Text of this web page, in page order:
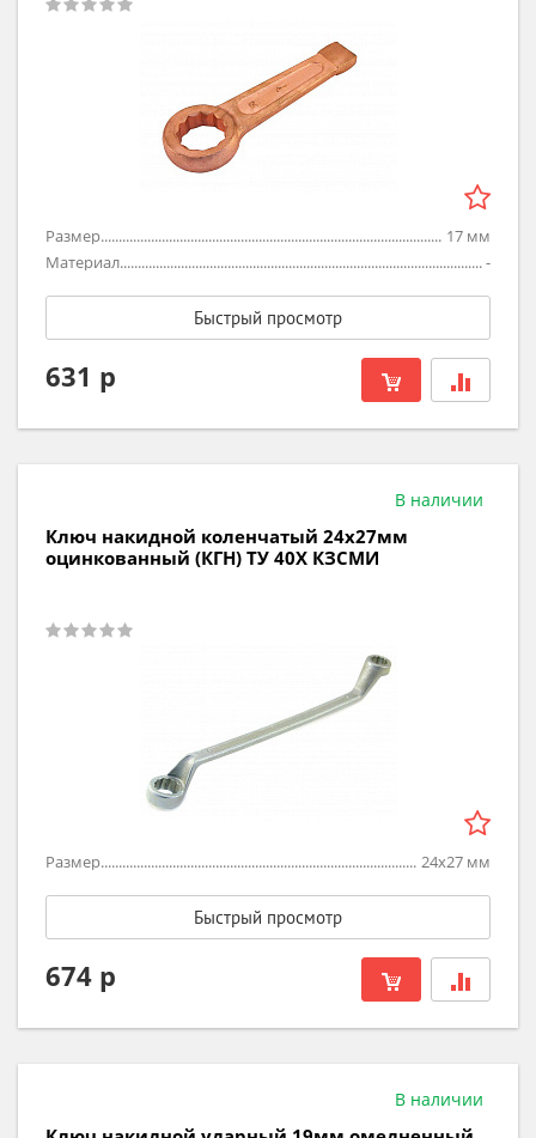
Размер 17 мм
Материал
-
Быстрый просмотр
631 р
В наличии
Ключ накидной коленчатый 24х27мм
оцинкованный (КГН) ТУ 40Х КЗСМИ
Размер 24х27 мм
Быстрый просмотр
674 р
В наличии